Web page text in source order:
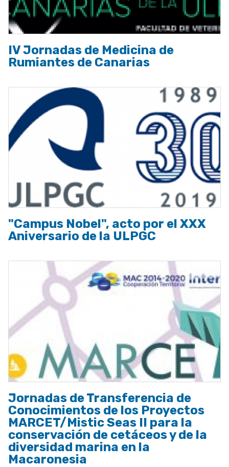
IV Jornadas de Medicina de
Rumiantes de Canarias
"Campus Nobel", acto por el XXX
Aniversario de la ULPGC
Jornadas de Transferencia de
Conocimientos de los Proyectos
MARCET/Mistic Seas II para la
conservación de cetáceos y de la
diversidad marina en la
Macaronesia